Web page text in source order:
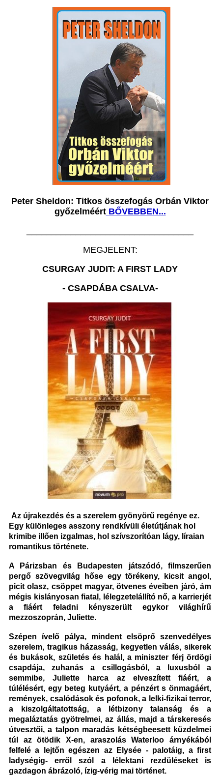
Peter Sheldon: Titkos összefogás Orbán Viktor
győzelméértBŐVEBBEN...
MEGJELENT:
CSURGAY JUDIT: A FIRST LADY
- CSAPDÁBA CSALVA-
Az újrakezdés és a szerelem gyönyörű regénye ez.
Egy különleges asszony rendkívüli életútjának hol
krimibe illően izgalmas, hol szívszorítóan lágy, líraian
romantikus története.
A Párizsban és Budapesten játszódó, filmszerűen
pergő szövegvilág hőse egy törékeny, kicsit angol,
picit olasz, csöppet magyar, ötvenes éveiben járó, ám
mégis kislányosan fiatal, lélegzetelállító nő, a karrierjét
a fiáért feladni kényszerült egykor világhírű
mezzoszoprán, Juliette.
Szépen ívelő pálya, mindent elsöprő szenvedélyes
szerelem, tragikus házasság, kegyetlen válás, sikerek
és bukások, születés és halál, a miniszter férj ördögi
csapdája, zuhanás a csillogásból, a luxusból a
semmibe, Juliette harca az elveszített fiáért, a
túlélésért, egy beteg kutyáért, a pénzért s önmagáért,
remények, csalódások és pofonok, a lelki-fizikai terror,
a kiszolgáltatottság, a létbizony talanság és a
megaláztatás gyötrelmei, az állás, majd a társkeresés
útvesztői, a talpon maradás kétségbeesett küzdelmei
túl az ötödik X-en, araszolás Waterloo árnyékából
felfelé a lejtőn egészen az Elysée - palotáig, a first
ladységig- erről szól a lélektani rezdüléseket is
gazdagon ábrázoló, ízig-vérig mai történet.